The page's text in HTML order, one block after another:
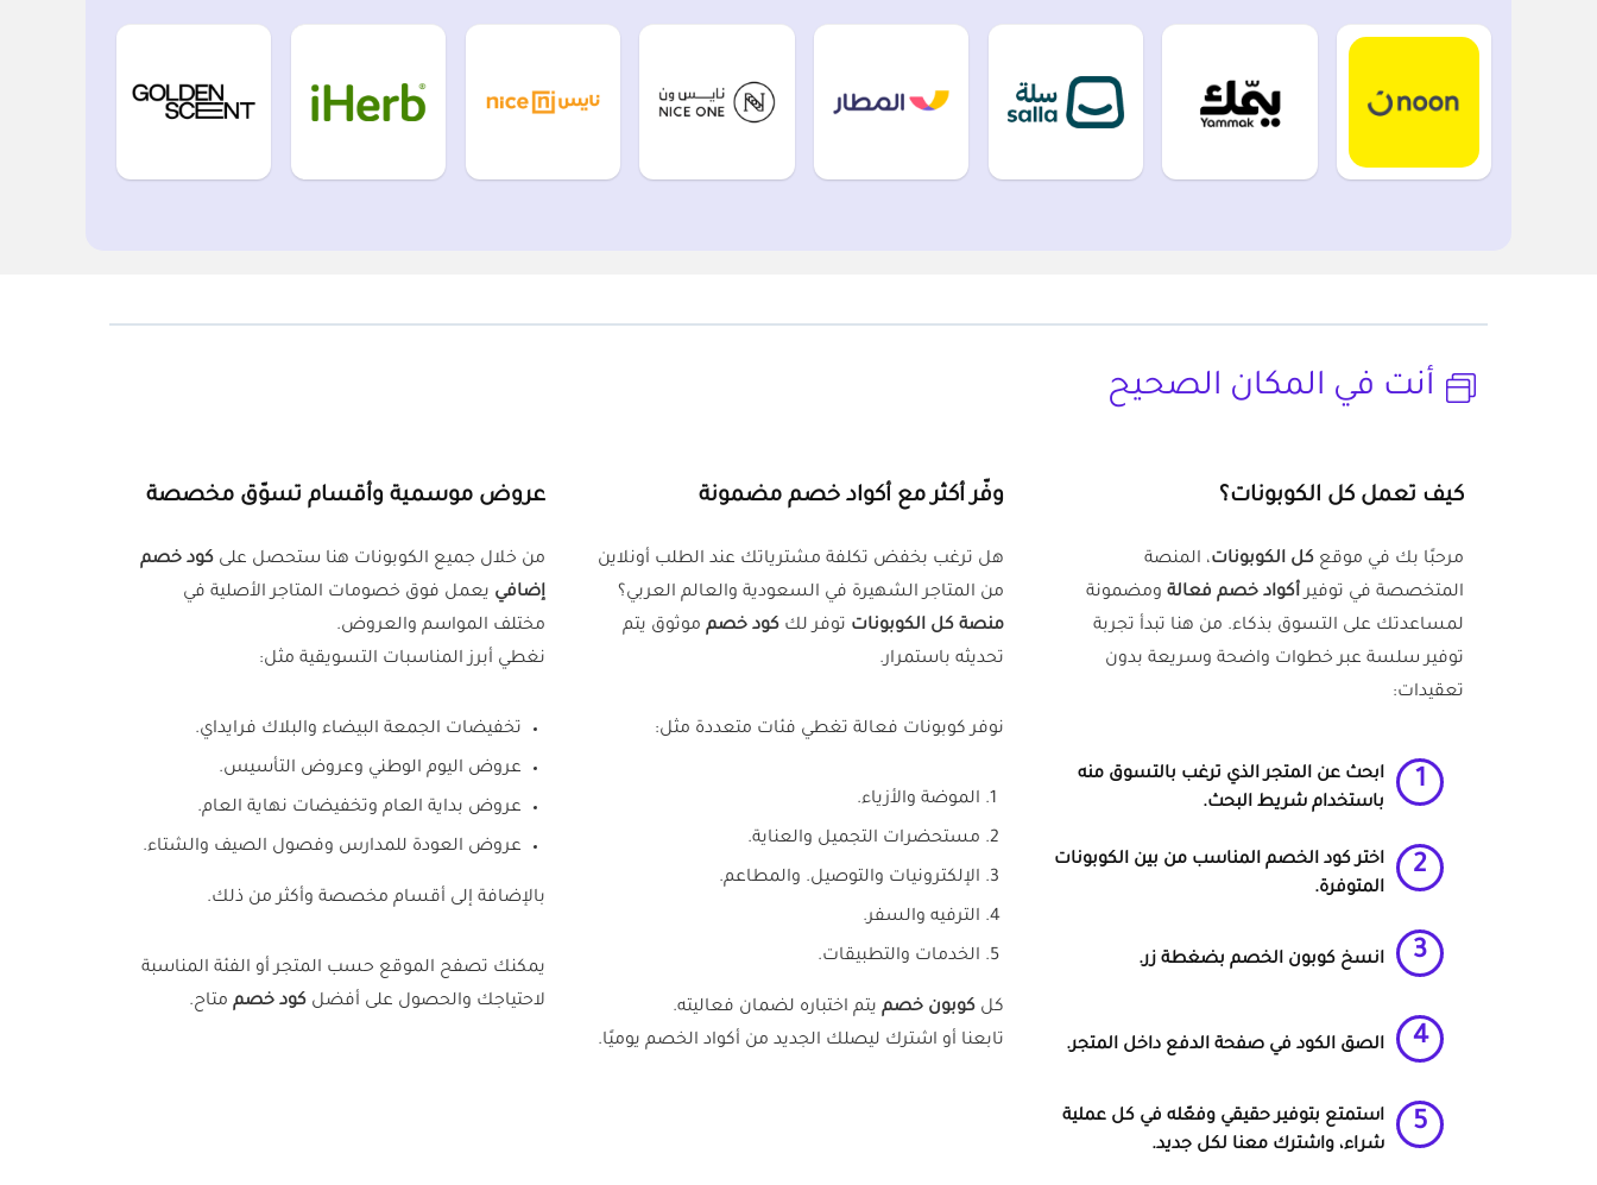
أنت في المكان الصحيح
كيف تعمل كل الكوبونات؟
مرحبًا بك في موقع كل الكوبونات، المنصة
المتخصصة في توفيرأكواد خصم فعالة ومضمونة
لمساعدتك على التسوق بذكاء. من هنا تبدأ تجربة
توفير سلسة عبر خطوات واضحة وسريعة بدون
تعقيدات:
1
ابحث عن المتجر الذي ترغب بالتسوق منه
باستخدام شريط البحث.
2 اختركود الخصم المناسب من بين الكوبونات
المتوفرة.
3 انسخ كوبون الخصم بضغطة زر.
4 الصق الكود في صفحة الدفع داخل المتجر.
5
استمتع بتوفير حقيقي وفعّله في كل عملية
شراء، واشترك معنا لكل جديد.
وفّر أكثر مع أكواد خصم مضمونة
هل ترغب بخفض تكلفة مشترياتك عند الطلب أونلاين
من المتاجر الشهيرة في السعودية والعالم العربي؟
منصة كل الكوبونات توفر لك كود خصمموثوق يتم
تحديثه باستمرار.
نوفر كوبونات فعالة تغطي فئات متعددة مثل:
الموضة والأزياء.
مستحضرات التجميل والعناية.
الإلكترونيات والتوصيل. والمطاعم.
الترفيه والسفر.
الخدمات والتطبيقات.
كل كوبون خصميتم اختباره لضمان فعاليته.
تابعنا أو اشترك ليصلك الجديد من أكواد الخصم يوميًا.
عروض موسمية وأقسام تسوّق مخصصة
من خلال جميع الكوبونات هنا ستحصل علىكود خصم
إضافي يعمل فوق خصومات المتاجر الأصلية في
مختلف المواسم والعروض.
نغطي أبرز المناسبات التسويقية مثل:
تخفيضات الجمعة البيضاء والبلاك فرايداي.
عروض اليوم الوطني وعروض التأسيس.
عروض بداية العام وتخفيضات نهاية العام.
عروض العودة للمدارس وفصول الصيف والشتاء.
بالإضافة إلى أقسام مخصصة وأكثر من ذلك.
يمكنك تصفح الموقع حسب المتجر أو الفئة المناسبة
لاحتياجك والحصول على أفضلكود خصم متاح.